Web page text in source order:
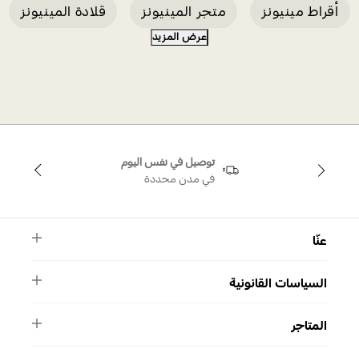
أقراط مينيونز متجر المينيونز قلادة المينيونز
عرض المزيد
توصيل في نفس اليوم
في مدن محددة
عنّا
الأسئلة الشائعة
اتصل بنا
السياسات القانونية
سياسة الخصوصية
المتاجر